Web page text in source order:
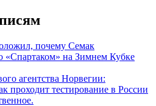
почему Семак
«Спартаком» на Зимнем Кубке
агентства Норвегии:
проходит тестирование в России